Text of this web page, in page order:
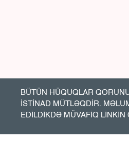
BÜTÜN HÜQUQLAR
İSTİNAD MÜTLƏQDİR.
EDİLDİKDƏ MÜVAFİQ